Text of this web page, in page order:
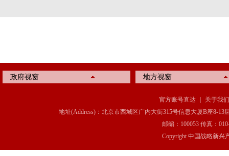
政府视窗 地方视窗
官方账号直达
关于我们
地址(Address)：北京市西城区广内大街315号信息大厦B座8-13
邮编：100053 传真：
Copyright 中国战略新兴